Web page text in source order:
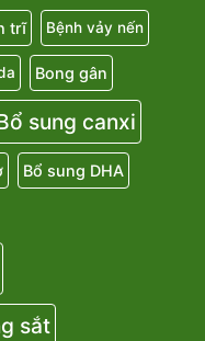
trĩ Bệnh vảy nến
Bong gân
sung canxi
Bổ sung DHA
sắt